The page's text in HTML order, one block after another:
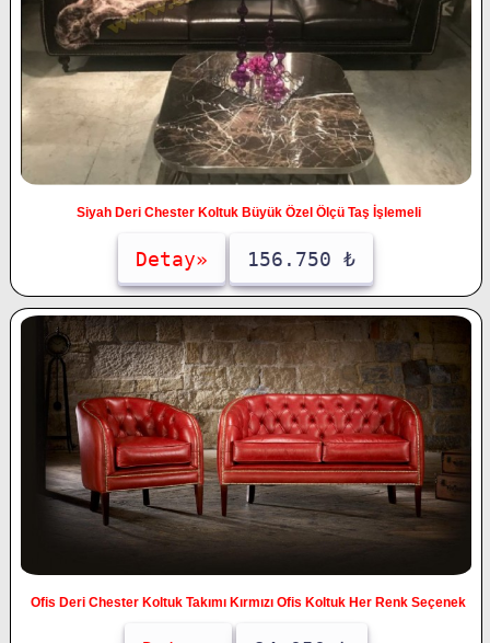
Siyah Deri Chester Koltuk Büyük Özel Ölçü Taş İşlemeli
Detay» 156.750 ₺
Ofis Deri Chester Koltuk Takımı Kırmızı Ofis Koltuk Her Renk Seçenek